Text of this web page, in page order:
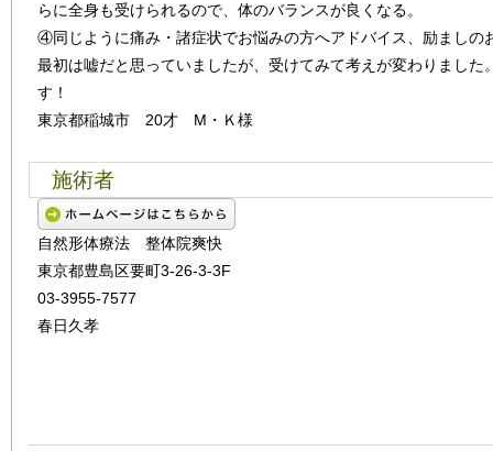
らに全身も受けられるので、体のバランスが良くなる。
④同じように痛み・諸症状でお悩みの方へアドバイス、励ましの
最初は嘘だと思っていましたが、受けてみて考えが変わりまし
す！
東京都稲城市 20才 М・Ｋ様
施術者
自然形体療法 整体院爽快
東京都豊島区要町3-26-3-3F
03-3955-7577
春日久孝